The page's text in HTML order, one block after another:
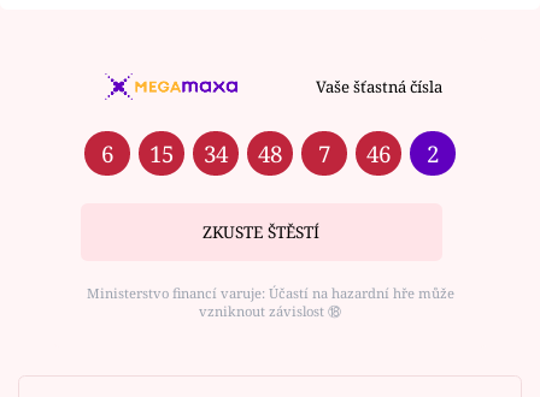
Vaše šťastná čísla
6 15 34 48 7 46 2
ZKUSTE ŠTĚSTÍ
Ministerstvo financí varuje: Účastí na hazardní hře může
vzniknout závislost ⑱